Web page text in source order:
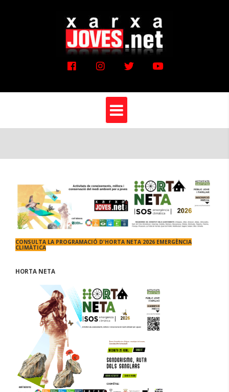
CONSULTA LA PROGRAMACIÓ D'HORTA NETA 2026 EMERGÈNCIA
CLIMÀTICA
HORTA NETA